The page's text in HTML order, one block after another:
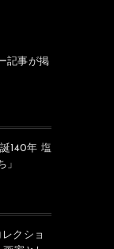
記事が掲
140年 塩
」
クショ